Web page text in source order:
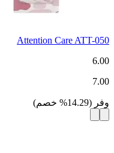
Attention Care ATT-050
6.00
7.00
وفر (
14.29
% خصم)